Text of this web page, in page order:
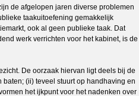
de afgelopen jaren diverse problemen
taakuitoefening gemakkelijk
ook al geen publieke taak. Dat
werk verrichten voor het kabinet, is de
De oorzaak hiervan ligt deels bij de
(ii) teveel stuurt op handhaving en
het ijkpunt voor het nadenken over